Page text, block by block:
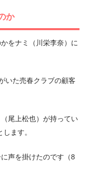
か
をナミ（川栄李奈）に
いた売春クラブの顧客
尾上松也）が持ってい
ます。
声を掛けたのです（8